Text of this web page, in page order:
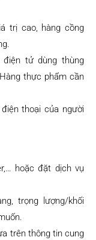
trị cao, hàng cồng
tử dùng thùng
thực phẩm cần
thoại của người
hoặc đặt dịch vụ
trọng lượng/khối
trên thông tin cung